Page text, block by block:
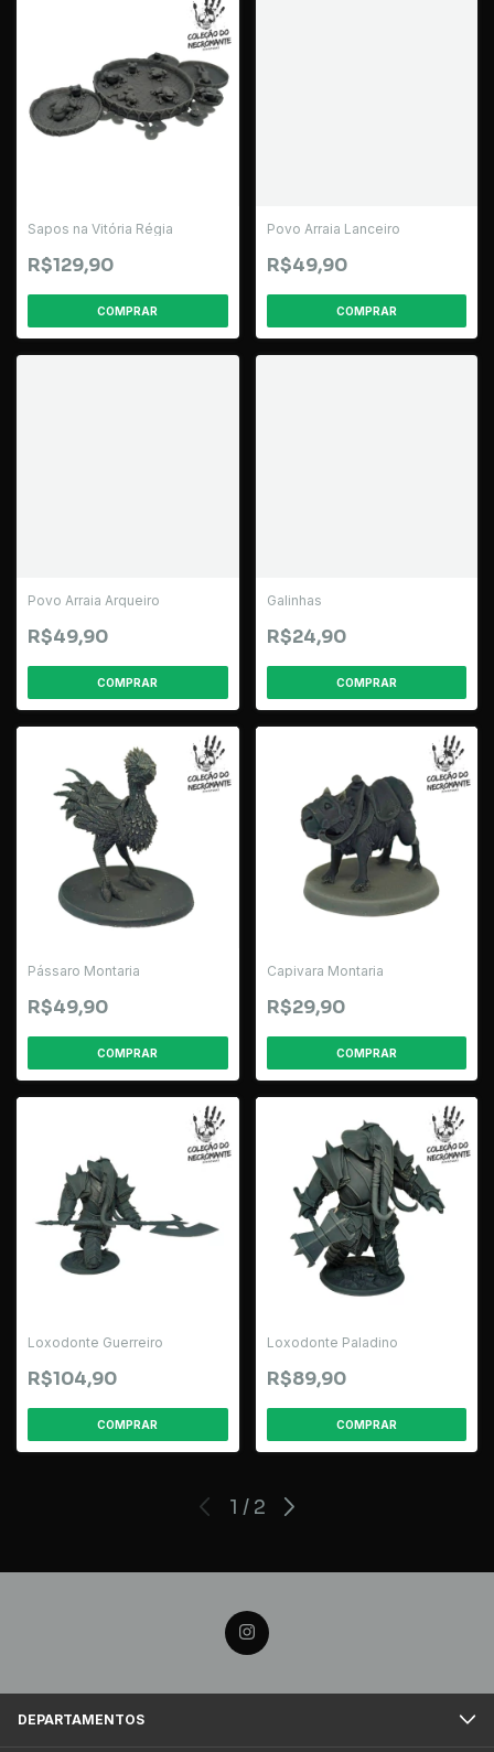
Sapos na Vitória Régia
R$129,90
Povo Arraia Lanceiro
R$49,90
Povo Arraia Arqueiro
R$49,90
Galinhas
R$24,90
Pássaro Montaria
R$49,90
Capivara Montaria
R$29,90
Loxodonte Guerreiro
R$104,90
Loxodonte Paladino
R$89,90
1 / 2
DEPARTAMENTOS